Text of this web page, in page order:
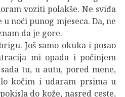
voziti polakše. Ne sviđa
noći punog mjeseca. Da, ne
da je gore.
Još samo okuka i posao
mi opada i počinjem
tu, u autu, pored mene,
kočim i udaram prsima u
do kože, nasred ceste,